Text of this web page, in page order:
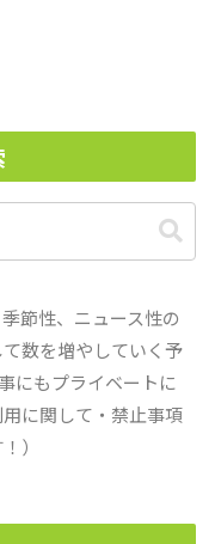
節性、ニュース性の
数を増やしていく予
にもプライベートに
に関して・禁止事項
）